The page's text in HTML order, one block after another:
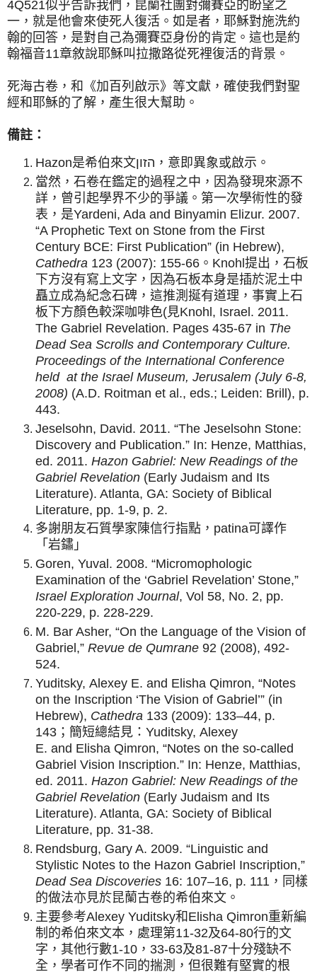
4Q521似乎告訴我們，昆蘭社團對彌賽亞的盼望之
一，就是他會來使死人復活。如是者，耶穌對施洗約
翰的回答，是對自己為彌賽亞身份的肯定。這也是約
翰福音11章敘說耶穌叫拉撒路從死裡復活的背景。
死海古卷，和《加百列啟示》等文獻，確使我們對聖
經和耶穌的了解，產生很大幫助。
備註：
Hazon是希伯來文הזון，意即異象或啟示。
當然，石卷在鑑定的過程之中，因為發現來源不
詳，曾引起學界不少的爭議。第一次學術性的發
表，是Yardeni, Ada and Binyamin Elizur. 2007.
“A Prophetic Text on Stone from the First
Century BCE: First Publication” (in Hebrew),
Cathedra 123 (2007): 155-66。Knohl提出，石板
下方沒有寫上文字，因為石板本身是插於泥土中
矗立成為紀念石碑，這推測挻有道理，事實上石
板下方顏色較深咖啡色(見Knohl, Israel. 2011.
The Gabriel Revelation. Pages 435-67 in The
Dead Sea Scrolls and Contemporary Culture.
Proceedings of the International Conference
held at the Israel Museum, Jerusalem (July 6-8,
2008) (A.D. Roitman et al., eds.; Leiden: Brill), p.
443.
Jeselsohn, David. 2011. “The Jeselsohn Stone:
Discovery and Publication.” In: Henze, Matthias,
ed. 2011. Hazon Gabriel: New Readings of the
Gabriel Revelation (Early Judaism and Its
Literature). Atlanta, GA: Society of Biblical
Literature, pp. 1-9, p. 2.
多謝朋友石質學家陳信行指點，patina可譯作
「岩鏽」
Goren, Yuval. 2008. “Micromophologic
Examination of the ‘Gabriel Revelation’ Stone,”
Israel Exploration Journal, Vol 58, No. 2, pp.
220-229, p. 228-229.
M. Bar Asher, “On the Language of the Vision of
Gabriel,” Revue de Qumrane 92 (2008), 492-
524.
Yuditsky, Alexey E. and Elisha Qimron, “Notes
on the Inscription ‘The Vision of Gabriel’” (in
Hebrew), Cathedra 133 (2009): 133–44, p.
143；簡短總結見：Yuditsky, Alexey
E. and Elisha Qimron, “Notes on the so-called
Gabriel Vision Inscription.” In: Henze, Matthias,
ed. 2011. Hazon Gabriel: New Readings of the
Gabriel Revelation (Early Judaism and Its
Literature). Atlanta, GA: Society of Biblical
Literature, pp. 31-38.
Rendsburg, Gary A. 2009. “Linguistic and
Stylistic Notes to the Hazon Gabriel Inscription,”
Dead Sea Discoveries 16: 107–16, p. 111，同樣
的做法亦見於昆蘭古卷的希伯來文。
主要參考Alexey Yuditsky和Elisha Qimron重新編
制的希伯來文本，處理第11-32及64-80行的文
字，其他行數1-10，33-63及81-87十分殘缺不
全，學者可作不同的揣測，但很難有堅實的根